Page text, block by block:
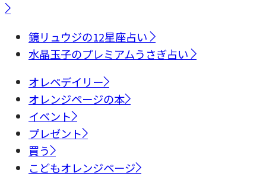
鏡リュウジの12星座占い
水晶玉子のプレミアムうさぎ占い
オレペデイリー
オレンジページの本
イベント
プレゼント
買う
こどもオレンジページ